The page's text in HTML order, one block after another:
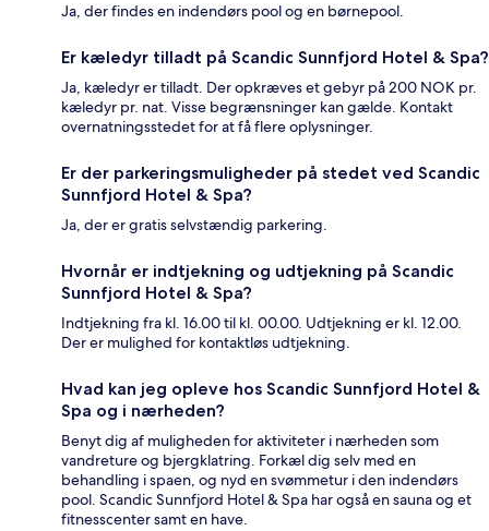
Ja, der findes en indendørs pool og en børnepool.
Er kæledyr tilladt på Scandic Sunnfjord Hotel & Spa?
Ja, kæledyr er tilladt. Der opkræves et gebyr på 200 NOK pr.
kæledyr pr. nat. Visse begrænsninger kan gælde. Kontakt
overnatningsstedet for at få flere oplysninger.
Er der parkeringsmuligheder på stedet ved Scandic
Sunnfjord Hotel & Spa?
Ja, der er gratis selvstændig parkering.
Hvornår er indtjekning og udtjekning på Scandic
Sunnfjord Hotel & Spa?
Indtjekning fra kl. 16.00 til kl. 00.00. Udtjekning er kl. 12.00.
Der er mulighed for kontaktløs udtjekning.
Hvad kan jeg opleve hos Scandic Sunnfjord Hotel &
Spa og i nærheden?
Benyt dig af muligheden for aktiviteter i nærheden som
vandreture og bjergklatring. Forkæl dig selv med en
behandling i spaen, og nyd en svømmetur i den indendørs
pool. Scandic Sunnfjord Hotel & Spa har også en sauna og et
fitnesscenter samt en have.